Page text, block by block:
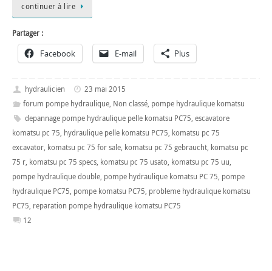
continuer à lire
Partager :
Facebook E-mail Plus
hydraulicien
23 mai 2015
forum pompe hydraulique, Non classé, pompe hydraulique komatsu
depannage pompe hydraulique pelle komatsu PC75, escavatore
komatsu pc 75, hydraulique pelle komatsu PC75, komatsu pc 75
excavator, komatsu pc 75 for sale, komatsu pc 75 gebraucht, komatsu pc
75 r, komatsu pc 75 specs, komatsu pc 75 usato, komatsu pc 75 uu,
pompe hydraulique double, pompe hydraulique komatsu PC 75, pompe
hydraulique PC75, pompe komatsu PC75, probleme hydraulique komatsu
PC75, reparation pompe hydraulique komatsu PC75
12